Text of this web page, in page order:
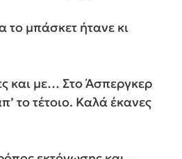
το μπάσκετ ήτανε κι
και με… Στο Άσπεργκερ
το τέτοιο. Καλά έκανες